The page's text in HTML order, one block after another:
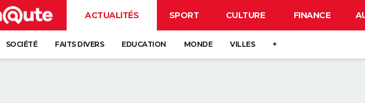
ACTUALITÉS SPORT CULTURE FINANCE
SOCIÉTÉ FAITS DIVERS EDUCATION MONDE VILLES +